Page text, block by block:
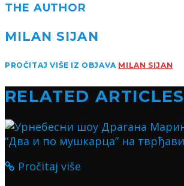
THE AUTHOR
MILAN SIJAN
PROČITAJ VIŠE IZ OBJAVA MILAN SIJAN
RELATED ARTICLES
Pročitaj više